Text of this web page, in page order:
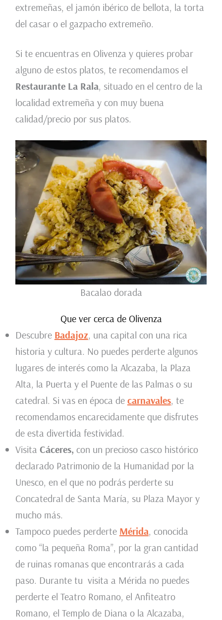
extremeñas, el jamón ibérico de bellota, la torta
del casar o el gazpacho extremeño.
Si te encuentras en Olivenza y quieres probar
alguno de estos platos, te recomendamos el
Restaurante La Rala, situado en el centro de la
localidad extremeña y con muy buena
calidad/precio por sus platos.
Bacalao dorada
Que ver cerca de Olivenza
Descubre Badajoz, una capital con una rica
historia y cultura. No puedes perderte algunos
lugares de interés como la Alcazaba, la Plaza
Alta, la Puerta y el Puente de las Palmas o su
catedral. Si vas en época de carnavales, te
recomendamos encarecidamente que disfrutes
de esta divertida festividad.
Visita Cáceres, con un precioso casco histórico
declarado Patrimonio de la Humanidad por la
Unesco, en el que no podrás perderte su
Concatedral de Santa María, su Plaza Mayor y
mucho más.
Tampoco puedes perderte Mérida, conocida
como “la pequeña Roma”, por la gran cantidad
de ruinas romanas que encontrarás a cada
paso. Durante tu visita a Mérida no puedes
perderte el Teatro Romano, el Anfiteatro
Romano, el Templo de Diana o la Alcazaba,